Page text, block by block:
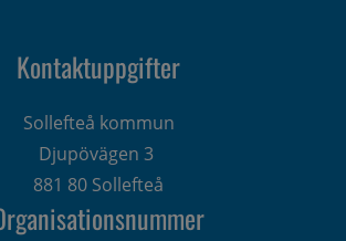
Kontaktuppgifter
Sollefteå kommun
Djupövägen 3
881 80 Sollefteå